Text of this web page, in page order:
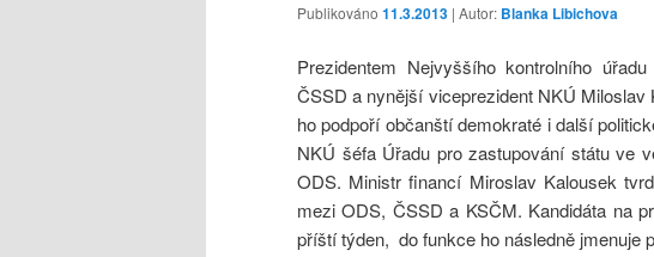
Publikováno 11.3.2013 | Autor: Blanka Libichova
Prezidentem Nejvyššího kontrolního
ČSSD a nynější viceprezident NKÚ
ho podpoří občanští demokraté i další
NKÚ šéfa Úřadu pro zastupování státu ve
ODS. Ministr financí Miroslav Kalousek
mezi ODS, ČSSD a KSČM. Kandidáta na
příští týden, do funkce ho následně jmenuje